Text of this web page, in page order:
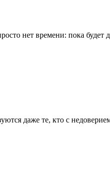
нет времени: пока будет
даже те, кто с